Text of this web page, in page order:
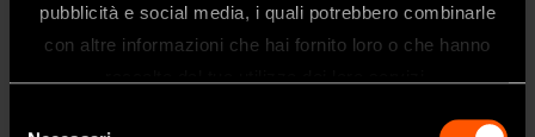
pubblicità e social media, i quali potrebbero combinarle
con altre informazioni che hai fornito loro o che hanno
Benvenuti nel sito web di NSK Dental
Italy